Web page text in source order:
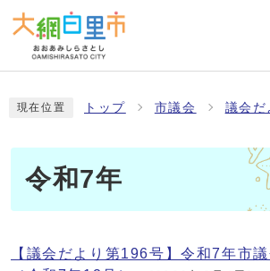
現在位置 トップ 市議会 議会だ
令和7年
【議会だより第196号】令和7年市